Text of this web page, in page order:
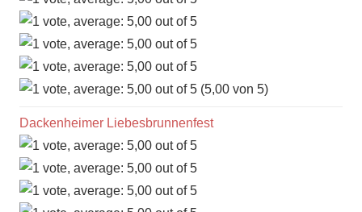
(5,00 von 5)
Dackenheimer Liebesbrunnenfest